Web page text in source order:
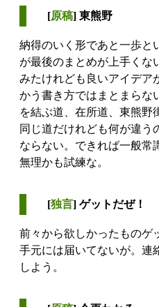
[原稿] 東熊野
納得のいく形であと一歩と
が最後のまとめが上手くな
みたけれども良いアイデア
かう書き方ではまとまらな
を結ぶ道、在所道、東熊野
同じ道だけれども何が違う
ならない。できれば一般常
無理かも試練な。
[独言] ゲットだぜ！
前々から欲しかったものゲ
手元には届いてないが。連
しよう。